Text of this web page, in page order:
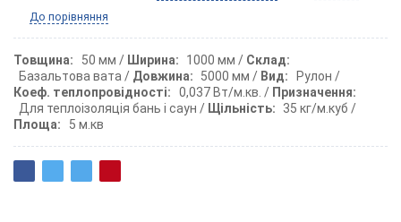
До порівняння
Товщина 50 мм Ширина 1000 мм
Склад
Базальтова вата
Довжина 5000 мм Вид
Рулон
Коеф. теплопровідності
0,037 Вт/м.кв.
Призначення
Для теплоізоляція бань і саун
Щільність
35 кг/м.куб
Площа
5 м.кв